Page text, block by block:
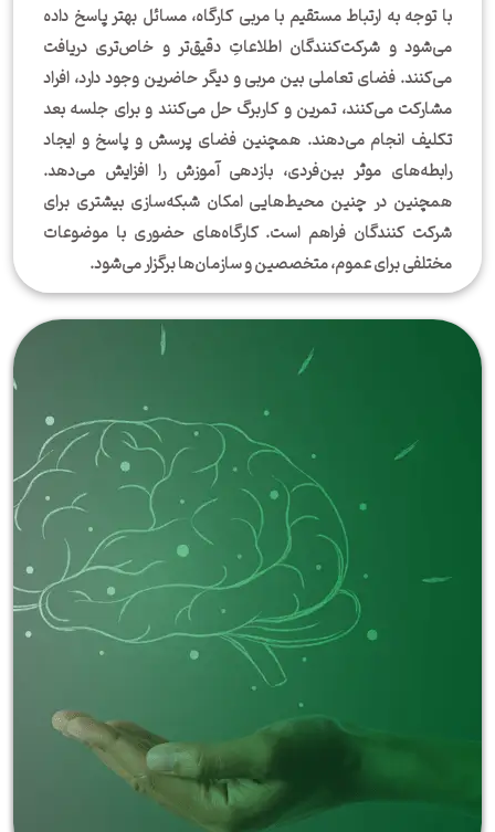
با توجه به ارتباط مستقیم با مربی کارگاه، مسائل بهتر پاسخ داده
می‌شود و شرکت‌کنندگان اطلاعاتِ دقیق‌تر و خاص‌تری دریافت
می‌کنند. فضای تعاملی بین مربی و دیگر حاضرین وجود دارد، افراد
مشارکت می‌کنند، تمرین و کاربرگ حل می‌کنند و برای جلسه بعد
تکلیف انجام می‌دهند. همچنین فضای پرسش و پاسخ و ایجاد
رابطه‌های موثر بین‌فردی، بازدهی آموزش را افزایش می‌دهد.
همچنین در چنین محیط‌هایی امکان شبکه‌سازی بیشتری برای
شرکت کنندگان فراهم است. کارگاه‌های حضوری با موضوعات
مختلفی برای عموم، متخصصین و سازمان‌ها برگزار می‌شود.